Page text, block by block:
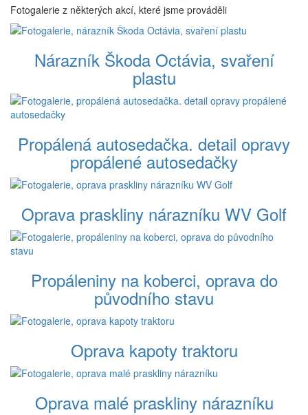
Fotogalerie z některých akcí, které jsme prováděli
Nárazník Škoda Octávia, svaření
plastu
Propálená autosedačka. detail opravy
propálené autosedačky
Oprava praskliny nárazníku WV Golf
Propáleniny na koberci, oprava do
původního stavu
Oprava kapoty traktoru
Oprava malé praskliny nárazníku